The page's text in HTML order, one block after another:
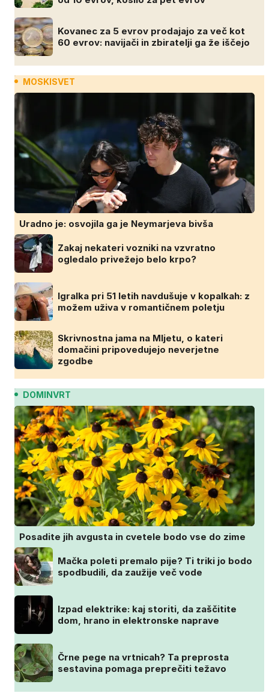
Kovanec za 5 evrov prodajajo za več kot
60 evrov: navijači in zbiratelji ga že iščejo
MOSKISVET
Uradno je: osvojila ga je Neymarjeva bivša
Zakaj nekateri vozniki na vzvratno
ogledalo privežejo belo krpo?
Igralka pri 51 letih navdušuje v kopalkah: z
možem uživa v romantičnem poletju
Skrivnostna jama na Mljetu, o kateri
domačini pripovedujejo neverjetne
zgodbe
DOMINVRT
Posadite jih avgusta in cvetele bodo vse do zime
Mačka poleti premalo pije? Ti triki jo bodo
spodbudili, da zaužije več vode
Izpad elektrike: kaj storiti, da zaščitite
dom, hrano in elektronske naprave
Črne pege na vrtnicah? Ta preprosta
sestavina pomaga preprečiti težavo